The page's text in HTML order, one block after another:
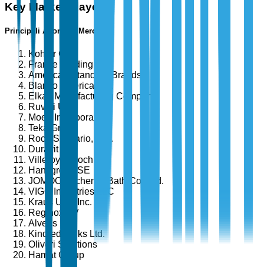
Key Market Players
Principali Attori del Mercato
Kohler Co.
Franke Holding AG
American Standard Brands
Blanco America, Inc.
Elkay Manufacturing Company
Ruvati USA
Moen Incorporated
Teka Group
Roca Sanitario, S.A.
Duravit AG
Villeroy & Boch AG
Hansgrohe SE
JOMOO Kitchen & Bath Co., Ltd.
VIGO Industries LLC
Kraus USA Inc.
Reginox BV
Alveus
Kindred Sinks Ltd.
Oliveri Solutions
Hamat Group